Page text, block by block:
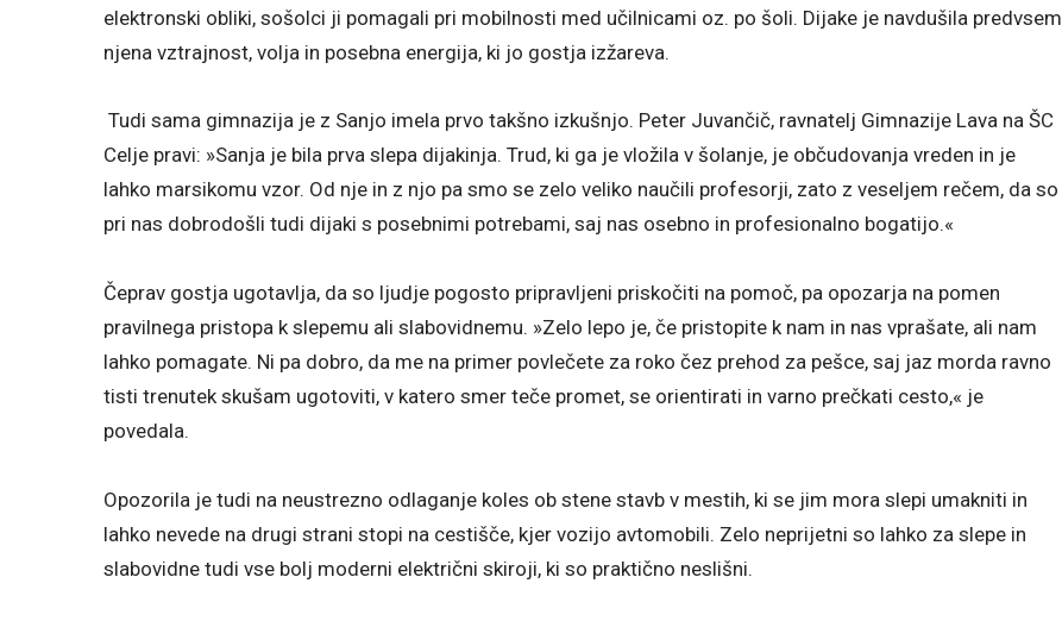
elektronski obliki, sošolci ji pomagali pri mobilnosti med učilnicami oz. po šoli. Dijake je navdušila predvsem
njena vztrajnost, volja in posebna energija, ki jo gostja izžareva.
Tudi sama gimnazija je z Sanjo imela prvo takšno izkušnjo. Peter Juvančič, ravnatelj Gimnazije Lava na ŠC
Celje pravi: »Sanja je bila prva slepa dijakinja. Trud, ki ga je vložila v šolanje, je občudovanja vreden in je
lahko marsikomu vzor. Od nje in z njo pa smo se zelo veliko naučili profesorji, zato z veseljem rečem, da so
pri nas dobrodošli tudi dijaki s posebnimi potrebami, saj nas osebno in profesionalno bogatijo.«
Čeprav gostja ugotavlja, da so ljudje pogosto pripravljeni priskočiti na pomoč, pa opozarja na pomen
pravilnega pristopa k slepemu ali slabovidnemu. »Zelo lepo je, če pristopite k nam in nas vprašate, ali nam
lahko pomagate. Ni pa dobro, da me na primer povlečete za roko čez prehod za pešce, saj jaz morda ravno
tisti trenutek skušam ugotoviti, v katero smer teče promet, se orientirati in varno prečkati cesto,« je
povedala.
Opozorila je tudi na neustrezno odlaganje koles ob stene stavb v mestih, ki se jim mora slepi umakniti in
lahko nevede na drugi strani stopi na cestišče, kjer vozijo avtomobili. Zelo neprijetni so lahko za slepe in
slabovidne tudi vse bolj moderni električni skiroji, ki so praktično neslišni.